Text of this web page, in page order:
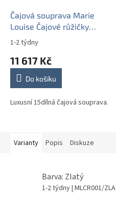
Čajová souprava Marie
Louise Čajové růžičky
15dílná GL LUX
1-2 týdny
11 617 Kč
Do košíku
Luxusní 15dílná čajová souprava.
Varianty Popis Diskuze
Barva: Zlatý
1-2 týdny| MLCR001/ZLA